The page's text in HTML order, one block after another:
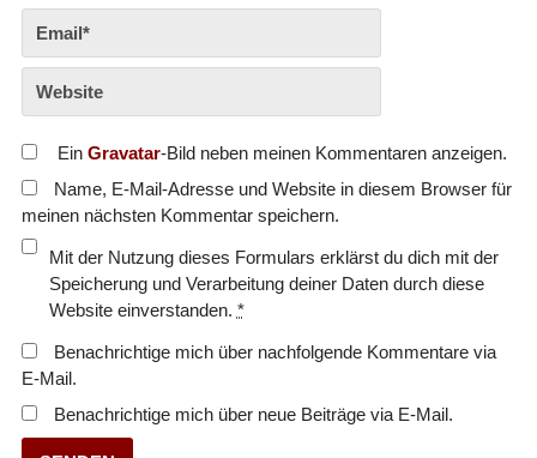
Ein Gravatar-Bild neben meinen Kommentaren anzeigen.
Name, E-Mail-Adresse und Website in diesem Browser für
meinen nächsten Kommentar speichern.
Mit der Nutzung dieses Formulars erklärst du dich mit der
Speicherung und Verarbeitung deiner Daten durch diese
Website einverstanden. *
Benachrichtige mich über nachfolgende Kommentare via
E-Mail.
Benachrichtige mich über neue Beiträge via E-Mail.